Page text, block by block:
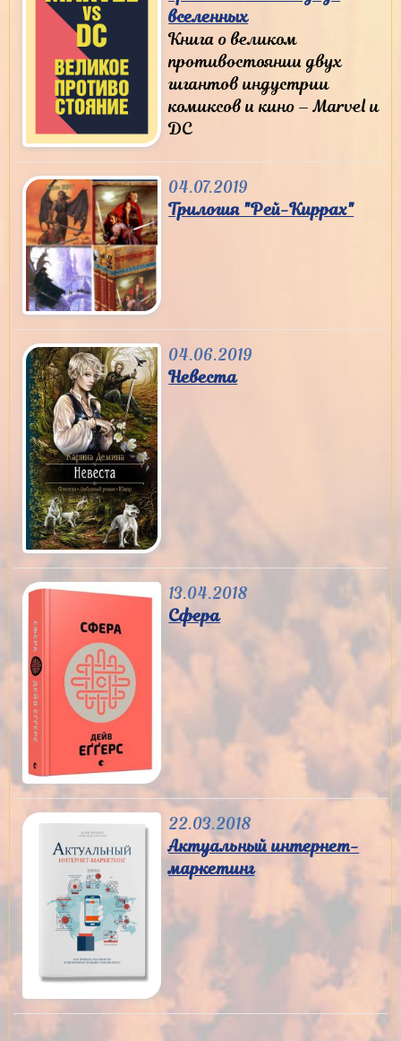
вселенных
Книга о великом
противостоянии двух
гигантов индустрии
комиксов и кино – Marvel и
DC
04.07.2019
Трилогия "Рей-Киррах"
04.06.2019
Невеста
13.04.2018
Сфера
22.03.2018
Актуальный интернет-
маркетинг